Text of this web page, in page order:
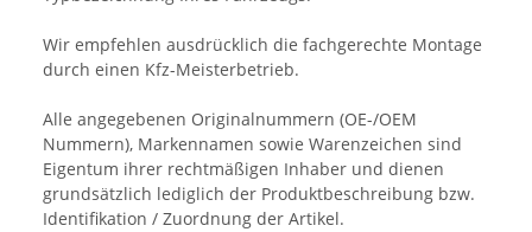
Wir empfehlen ausdrücklich die fachgerechte Montage
durch einen Kfz-Meisterbetrieb.
Alle angegebenen Originalnummern (OE-/OEM
Nummern), Markennamen sowie Warenzeichen sind
Eigentum ihrer rechtmäßigen Inhaber und dienen
grundsätzlich lediglich der Produktbeschreibung bzw.
Identifikation / Zuordnung der Artikel.